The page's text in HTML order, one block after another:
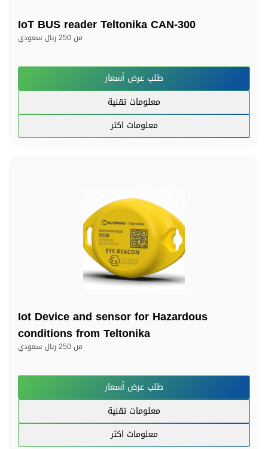
IoT BUS reader Teltonika CAN-300
من250 ريال سعودي
طلب عرض أسعار
معلومات تقنية
معلومات اكثر
Iot Device and sensor for Hazardous
conditions from Teltonika
من250 ريال سعودي
طلب عرض أسعار
معلومات تقنية
معلومات اكثر